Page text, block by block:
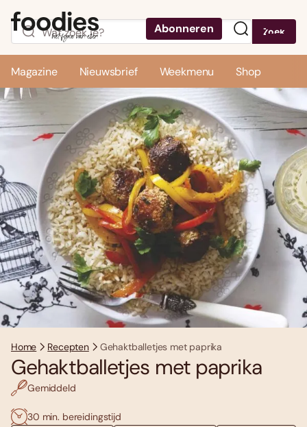
Abonneren Zoek
Magazine Nieuwsbrief Weekmenu Shop
Home Recepten Gehaktballetjes met paprika
Gehaktballetjes met paprika
Gemiddeld
30 min. bereidingstijd